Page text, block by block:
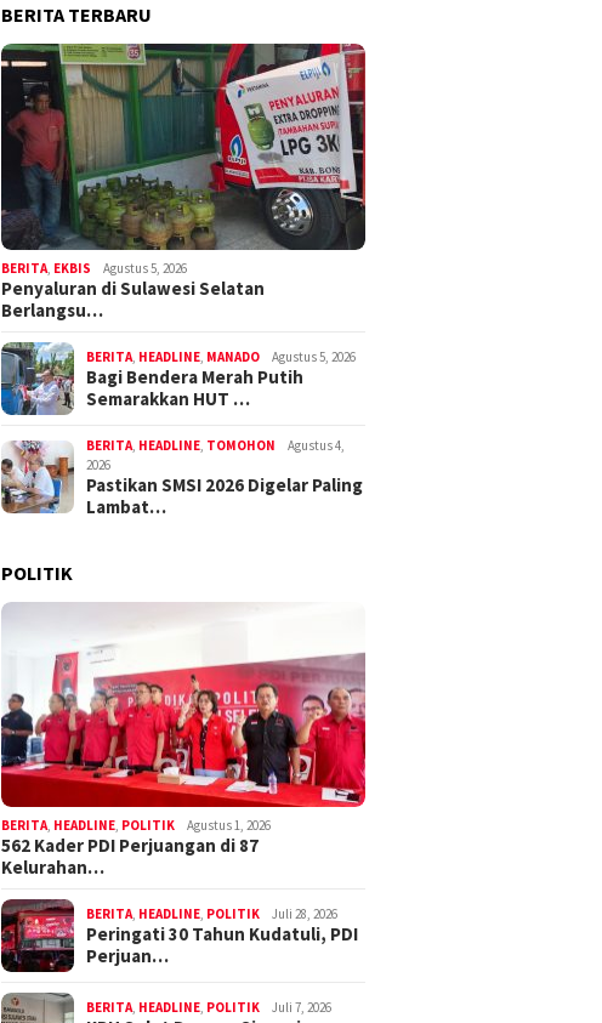
BERITA TERBARU
BERITA EKBIS Agustus 5, 2026
Penyaluran di Sulawesi Selatan
Berlangsu…
BERITA HEADLINE MANADO Agustus 5, 2026
Bagi Bendera Merah Putih
Semarakkan HUT …
BERITA HEADLINE TOMOHON
Agustus 4,
2026
Pastikan SMSI 2026 Digelar Paling
Lambat…
POLITIK
BERITA, HEADLINE, POLITIK Agustus 1, 2026
562 Kader PDI Perjuangan di 87
Kelurahan…
BERITA, HEADLINE, POLITIK Juli 28, 2026
Peringati 30 Tahun Kudatuli, PDI
Perjuan…
BERITA, HEADLINE, POLITIK Juli 7, 2026